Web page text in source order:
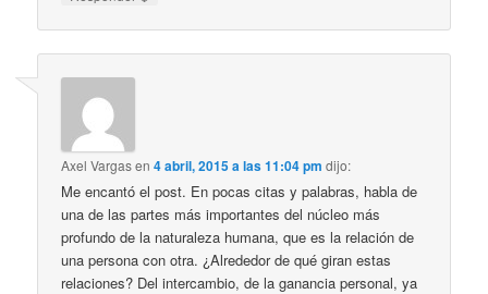
Axel Vargasen4 abril, 2015 a las 11:04 pm dijo:
Me encantó el post. En pocas citas y palabras, habla de
una de las partes más importantes del núcleo más
profundo de la naturaleza humana, que es la relación de
una persona con otra. ¿Alrededor de qué giran estas
relaciones? Del intercambio, de la ganancia personal, ya